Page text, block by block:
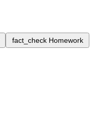
fact_check Homework